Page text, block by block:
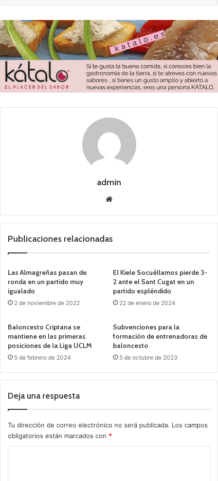
admin
we
Publicaciones relacionadas
Las Almagreñas pasan de
ronda en un partido muy
igualado
2 de noviembre de 2022
El Kiele Socuéllamos pierde 3-
2 ante el Sant Cugat en un
partido espléndido
22 de enero de 2024
Baloncesto Criptana se
mantiene en las primeras
posiciones de la Liga UCLM
5 de febrero de 2024
Subvenciones para la
formación de entrenadoras de
baloncesto
5 de octubre de 2023
Deja una respuesta
Tu dirección de correo electrónico no será publicada. Los campos
obligatorios están marcados con *